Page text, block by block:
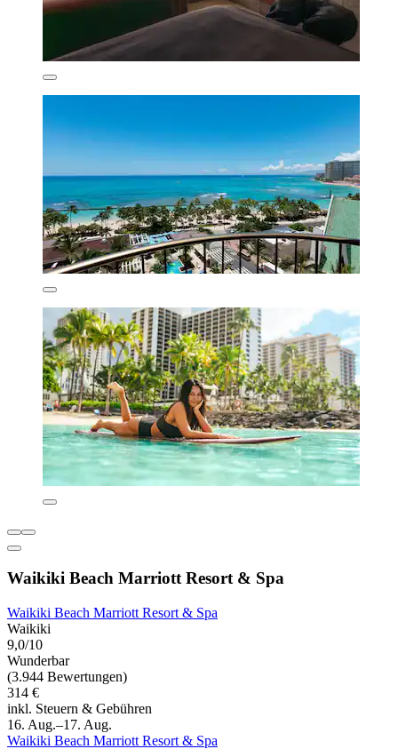
Waikiki Beach Marriott Resort & Spa
Waikiki Beach Marriott Resort & Spa
Waikiki
9,0/10
Wunderbar
(3.944 Bewertungen)
314 €
inkl. Steuern & Gebühren
16. Aug.–17. Aug.
Waikiki Beach Marriott Resort & Spa